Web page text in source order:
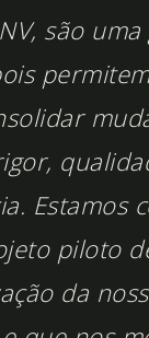
são
Estamos
piloto
da